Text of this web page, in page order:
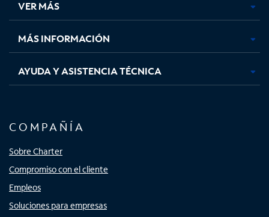
pestaña
nueva
pestaña
nueva
pestaña
nuevanueva
VER MÁS
MÁS INFORMACIÓN
AYUDA Y ASISTENCIA TÉCNICA
COMPAÑÍA
Sobre Charter
Compromiso con el cliente
Empleos
Soluciones para empresas